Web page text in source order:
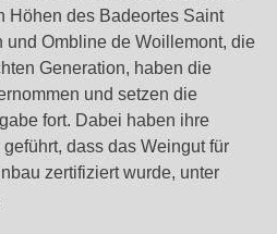
Höhen des Badeortes Saint
und Ombline de Woillemont, die
Generation, haben die
und setzen die
fort. Dabei haben ihre
dass das Weingut für
zertifiziert wurde, unter